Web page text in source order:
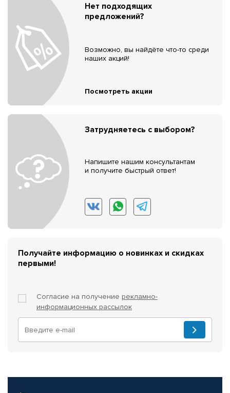
Нет подходящих
предложений?
Возможно, вы найдёте что-то среди
наших акций!
Посмотреть акции
Затрудняетесь с выбором?
Напишите нашим консультантам
и получите быстрый ответ!
Получайте информацию о новинках и скидках
первыми!
Согласие на получение рекламно-
информационных рассылок